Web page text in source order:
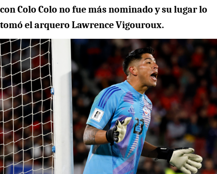
con Colo Colo no fue más nominado y su lugar lo
tomó el arquero Lawrence Vigouroux.